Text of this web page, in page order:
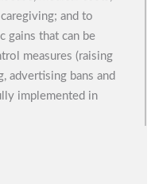
and to
gains that can be
measures (raising
advertising bans and
implemented in